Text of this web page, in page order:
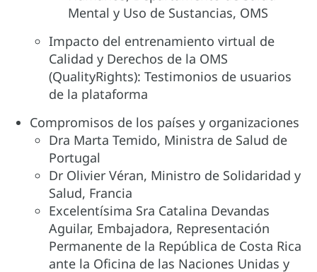
Mental y Uso de Sustancias, OMS
Impacto del entrenamiento virtual de
Calidad y Derechos de la OMS
(QualityRights): Testimonios de usuarios
de la plataforma
Compromisos de los países y organizaciones
Dra Marta Temido, Ministra de Salud de
Portugal
Dr Olivier Véran, Ministro de Solidaridad y
Salud, Francia
Excelentísima Sra Catalina Devandas
Aguilar, Embajadora, Representación
Permanente de la República de Costa Rica
ante la Oficina de las Naciones Unidas y